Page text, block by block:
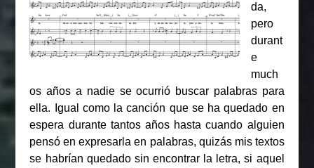
da,
pero
durant
e
much
os años a nadie se ocurrió buscar palabras para
ella. Igual como la canción que se ha quedado en
espera durante tantos años hasta cuando alguien
pensó en expresarla en palabras, quizás mis textos
se habrían quedado sin encontrar la letra, si aquel